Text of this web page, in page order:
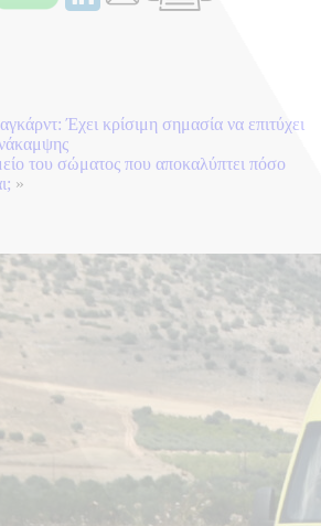
Έχει κρίσιμη σημασία να επιτύχει
του σώματος που αποκαλύπτει πόσο
»